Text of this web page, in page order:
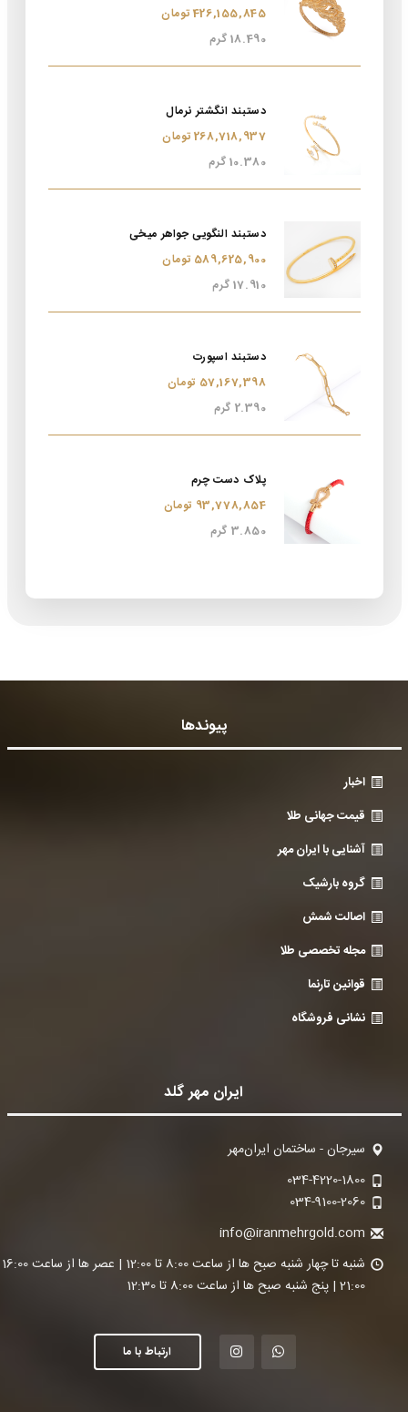
426,155,845 تومان
18.490 گرم
دستبند انگشتر نرمال
268,718,937 تومان
10.380 گرم
دستبند النگویی جواهر میخی
589,625,900 تومان
17.910 گرم
دستبند اسپورت
57,167,398 تومان
2.390 گرم
پلاک دست چرم
93,778,854 تومان
3.850 گرم
پیوندها
اخبار
قیمت جهانی طلا
آشنایی با ایران مهر
گروه بارشیک
اصالت شمش
مجله تخصصی طلا
قوانین تارنما
نشانی فروشگاه
ایران مهر گلد
سیرجان - ساختمان ایران‌مهر
034-4220-1800
034-9100-2060
info@iranmehrgold.com
21:00 | پنج شنبه صبح ها از ساعت 8:00 تا 12:30
ارتباط با ما